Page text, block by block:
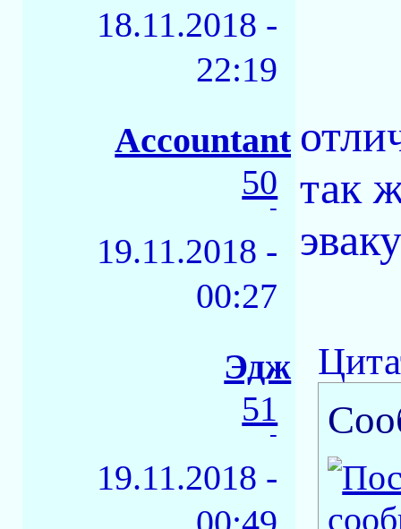
18.11.2018 -
22:19
Accountant
50
-
19.11.2018 -
00:27
так
Эдж
51
-
19.11.2018 -